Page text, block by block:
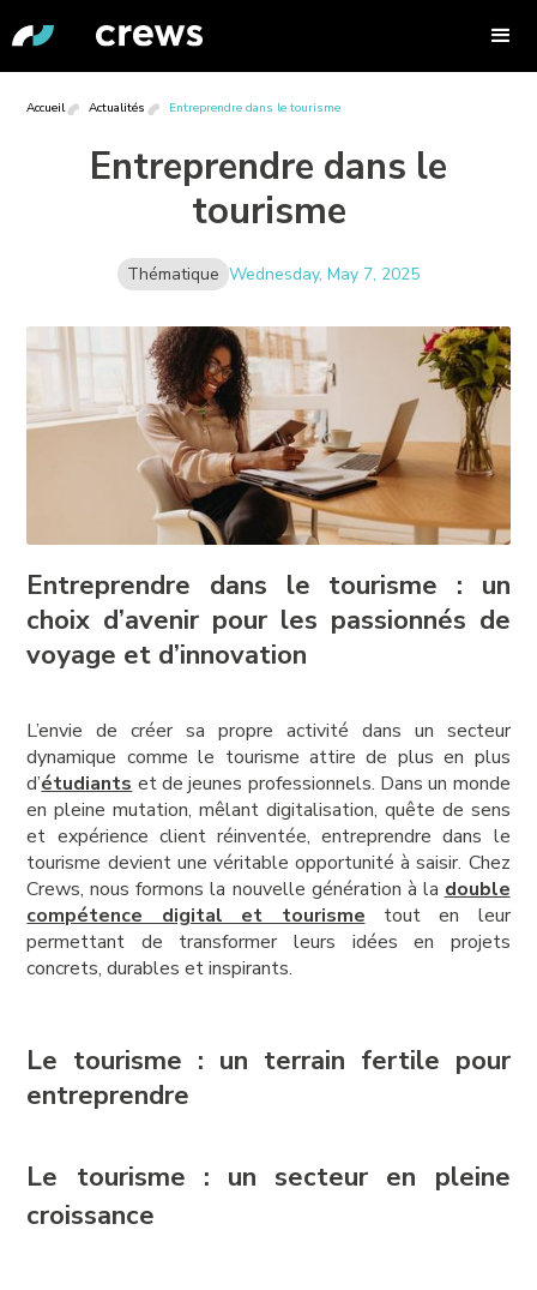
Accueil Actualités Entreprendre dans le tourisme
Entreprendre dans le
tourisme
Thématique Wednesday, May 7, 2025
Entreprendre dans le tourisme : un
choix d’avenir pour les passionnés de
voyage et d’innovation
L’envie de créer sa propre activité dans un secteur
dynamique comme le tourisme attire de plus en plus
d’étudiants et de jeunes professionnels. Dans un monde
en pleine mutation, mêlant digitalisation, quête de sens
et expérience client réinventée, entreprendre dans le
tourisme devient une véritable opportunité à saisir. Chez
Crews, nous formons la nouvelle génération à la double
compétence digital et tourisme tout en leur
permettant de transformer leurs idées en projets
concrets, durables et inspirants.
Le tourisme : un terrain fertile pour
entreprendre
Le tourisme : un secteur en pleine
croissance